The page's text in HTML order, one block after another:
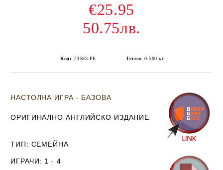
€25.95
50.75лв.
Код: 73583-PE Тегло: 0.500 кг
НАСТОЛНА ИГРА - БАЗОВА
ОРИГИНАЛНО АНГЛИЙСКО ИЗДАНИЕ
ТИП: СEМЕЙНА
ИГРАЧИ: 1 - 4